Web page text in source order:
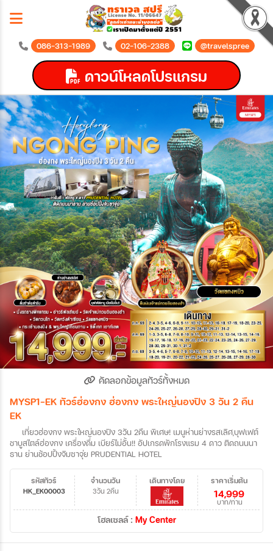
086-313-1989 02-106-2388 @travelspree
ดาวน์โหลดโปรแกรม
คัดลอกข้อมูลทัวร์ทั้งหมด
MYSP1-EK ทัวร์ฮ่องกง ฮ่องกง พระใหญ่นองปิง 3 วัน 2 คืน
EK
เที่ยวฮ่องกง พระใหญ่นองปิง 3วัน 2คืน พิเศษ! เมนูห่านย่างรสเลิศ,บุฟเฟต์
ชาบููสไตล์ฮ่องกง เครื่องดื่ม เบียร์ไม่อั้น!! อัปเกรดพักโรงแรม 4 ดาว ติดถนนนา
ธาน ย่านช้อปปิ้งจิมซาจุ่ย PRUDENTIAL HOTEL
รหัสทัวร์
HK_EK00003
จำนวนวัน
3วัน 2คืน
ราคาเริ่มต้น
14,999
บาท/ท่าน
เดินทางโดย
โฮลเซลล์ : My Center